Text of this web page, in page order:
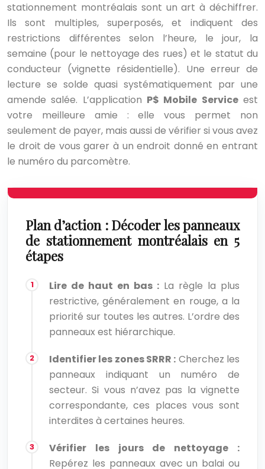
stationnement montréalais sont un art à déchiffrer.
Ils sont multiples, superposés, et indiquent des
restrictions différentes selon l’heure, le jour, la
semaine (pour le nettoyage des rues) et le statut du
conducteur (vignette résidentielle). Une erreur de
lecture se solde quasi systématiquement par une
amende salée. L’application P$ Mobile Serviceest
votre meilleure amie : elle vous permet non
seulement de payer, mais aussi de vérifier si vous avez
le droit de vous garer à un endroit donné en entrant
le numéro du parcomètre.
Plan d’action : Décoder les panneaux
de stationnement montréalais en 5
étapes
Lire de haut en bas : La règle la plus
restrictive, généralement en rouge, a la
priorité sur toutes les autres. L’ordre des
panneaux est hiérarchique.
Identifier les zones SRRR : Cherchez les
panneaux indiquant un numéro de
secteur. Si vous n’avez pas la vignette
correspondante, ces places vous sont
interdites à certaines heures.
Vérifier les jours de nettoyage :
Repérez les panneaux avec un balai ou